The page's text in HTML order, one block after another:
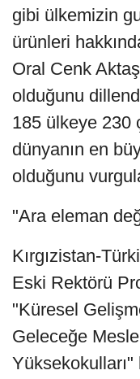
gibi ülkemizin
ürünleri
Oral Cenk
olduğunu
185 ülkeye 230
dünyanın en
olduğunu
"Ara eleman
Kırgızistan-
Eski Rektörü
"Küresel
Geleceğe